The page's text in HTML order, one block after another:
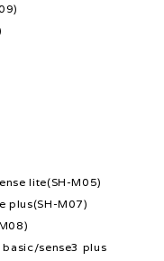
lite(SH-M05)
plus(SH-M07)
basic/sense3 plus